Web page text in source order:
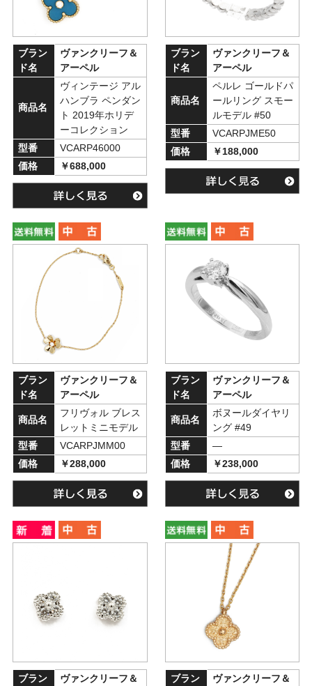
ブラン
ド名
ヴァンクリーフ＆
アーペル
商品名
ヴィンテージ アル
ハンブラ ペンダン
ト 2019年ホリデ
ーコレクション
型番
VCARP46000
価格
￥688,000
ブラン
ド名
ヴァンクリーフ＆
アーペル
商品名
ペルレ ゴールドパ
ールリング スモー
ルモデル #50
型番
VCARPJME50
価格
￥188,000
ブラン
ド名
ヴァンクリーフ＆
アーペル
商品名
フリヴォル ブレス
レットミニモデル
型番
VCARPJMM00
価格
￥288,000
ブラン
ド名
ヴァンクリーフ＆
アーペル
商品名
ボヌールダイヤリ
ング #49
型番
―
価格
￥238,000
ブラン
ヴァンクリーフ＆
ブラン
ヴァンクリーフ＆